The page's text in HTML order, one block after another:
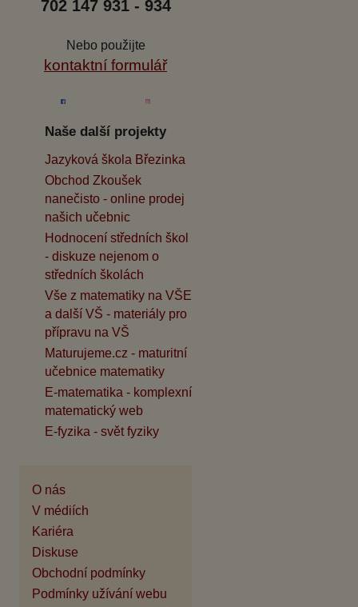
702 147 931 - 934
Nebo použijte
kontaktní formulář
Naše další projekty
Jazyková škola Březinka
Obchod Zkoušek
nanečisto - online prodej
našich učebnic
Hodnocení středních škol
- diskuze nejenom o
středních školách
Vše z matematiky na VŠE
a další VŠ - materiály pro
přípravu na VŠ
Maturujeme.cz - maturitní
učebnice matematiky
E-matematika - komplexní
matematický web
E-fyzika - svět fyziky
O nás
V médiích
Kariéra
Diskuse
Obchodní podmínky
Podmínky užívání webu